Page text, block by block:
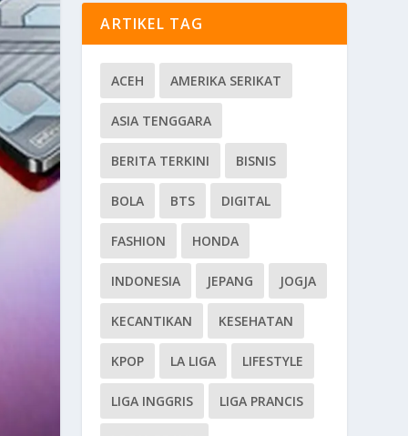
ARTIKEL TAG
ACEH AMERIKA SERIKAT
ASIA TENGGARA
BERITA TERKINI BISNIS
BOLA BTS DIGITAL
FASHION HONDA
INDONESIA JEPANG JOGJA
KECANTIKAN KESEHATAN
KPOP LA LIGA LIFESTYLE
LIGA INGGRIS LIGA PRANCIS